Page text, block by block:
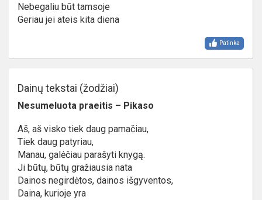
Nebegaliu būt tamsoje
Geriau jei ateis kita diena
Patinka
Dainų tekstai (žodžiai)
Nesumeluota praeitis – Pikaso
Aš, aš visko tiek daug pamačiau,
Tiek daug patyriau,
Manau, galėčiau parašyti knygą.
Ji būtų, būtų gražiausia nata
Dainos negirdėtos, dainos išgyventos,
Daina, kurioje yra